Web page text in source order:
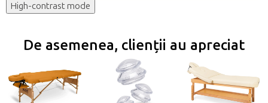
High-contrast mode
De asemenea, clienții au apreciat